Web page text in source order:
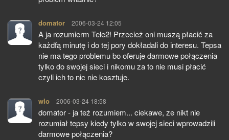
domator pisze:
2006-03-24 12:05
A ja rozumierm Tele2! Przecież oni muszą płacić za
każdfą minutę i do tej pory dokładali do interesu. Tepsa
nie ma tego problemu bo oferuje darmowe połączenia
tylko do swojej sieci i nikomu za to nie musi płacić
czyli ich to nic nie kosztuje.
wlo pisze:
2006-03-24 18:58
domator - ja też rozumiem... ciekawe, ze nikt nie
rozumiał tepsy kiedy tylko w swojej sieci wprowadzili
darmowe połączenia?